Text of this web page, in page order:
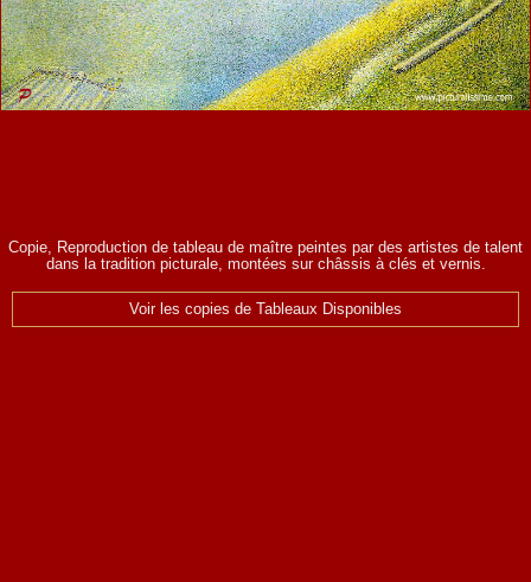
Copie, Reproduction de tableau de maître peintes par des artistes de talent
dans la tradition picturale, montées sur châssis à clés et vernis.
Voir les copies de Tableaux Disponibles